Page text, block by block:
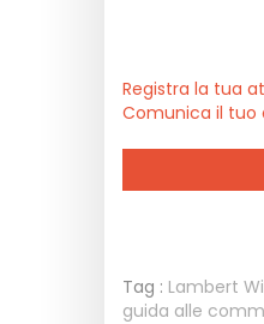
Registra la tua
Comunica il tuo
Tag : Lambert
guida alle